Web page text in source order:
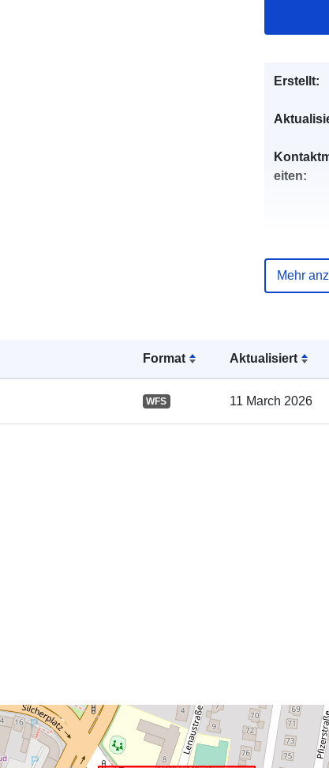
Format Aktualisiert
WFS 11 March 2026
Erstellt:
eiten:
Gebiet:
Mehr